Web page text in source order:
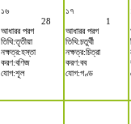
১৬
28
আধারর পরগ
তিথি:তৃতীয়া
নক্ষত্র:হস্তা
করণ:বণিজ
যোগ:শূল
১৭
1
আধারর পরগ
তিথি:চতুর্থী
নক্ষত্র:চিত্রা
করণ:বব
যোগ:গণ্ড